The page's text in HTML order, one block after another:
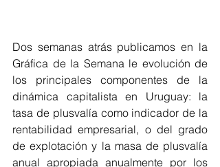
Dos semanas atrás publicamos en la
Gráfica de la Semana le evolución de
los principales componentes de la
dinámica capitalista en Uruguay: la
tasa de plusvalía como indicador de la
rentabilidad empresarial, o del grado
de explotación y la masa de plusvalía
anual apropiada anualmente por los